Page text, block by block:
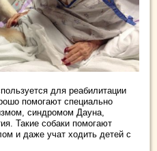
для реабилитации
помогают специально
синдромом Дауна,
Такие собаки помогают
и даже учат ходить детей с